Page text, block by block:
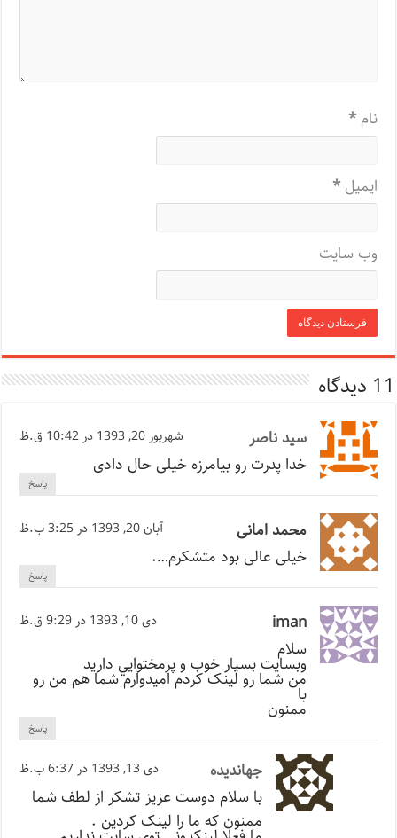
نام*
ایمیل*
وب‌ سایت
11 دیدگاه
سید ناصر شهریور 20, 1393 در 10:42 ق.ظ
خدا پدرت رو بیامرزه خیلی حال دادی
پاسخ
محمد امانی آبان 20, 1393 در 3:25 ب.ظ
خیلی عالی بود متشکرم….
پاسخ
iman دی 10, 1393 در 9:29 ق.ظ
سلام
وبسايت بسيار خوب و پرمختوايي داريد
من شما رو لينک کردم اميدوارم شما هم من رو
با
ممنون
پاسخ
جهاندیده دی 13, 1393 در 6:37 ب.ظ
با سلام دوست عزیز تشکر از لطف شما
ممنون که ما را لینک کردین .